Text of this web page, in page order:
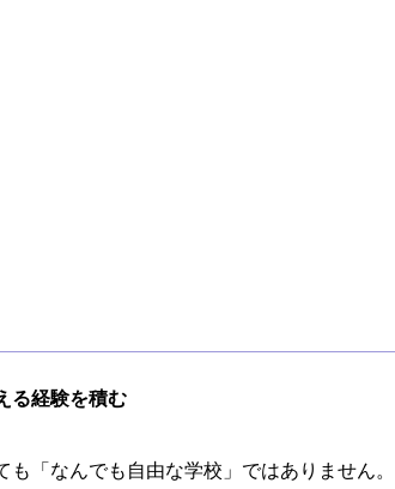
る経験を積む
「なんでも自由な学校」ではありません